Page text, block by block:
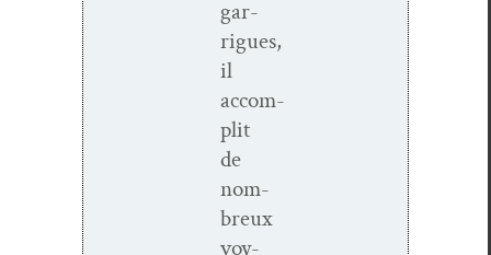
gar­
rigues,
il
accom­
plit
de
nom­
breux
voy­